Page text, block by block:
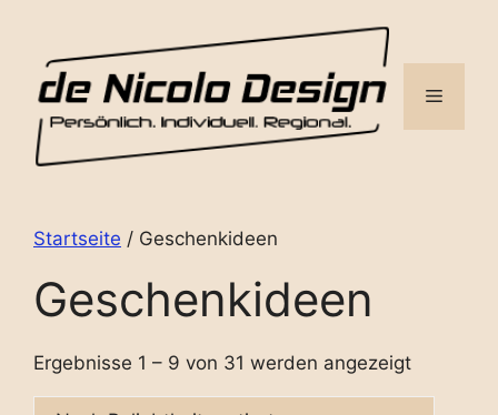
springen
Menü
Startseite / Geschenkideen
Geschenkideen
Ergebnisse 1 – 9 von 31 werden angezeigt